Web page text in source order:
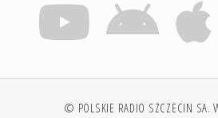
© POLSKIE RADIO SZCZECIN SA.